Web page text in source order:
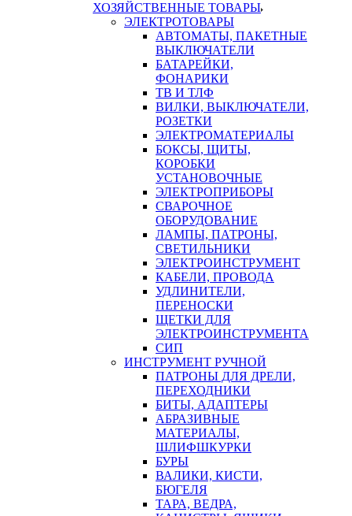
ХОЗЯЙСТВЕННЫЕ ТОВАРЫ
ЭЛЕКТРОТОВАРЫ
АВТОМАТЫ, ПАКЕТНЫЕ
ВЫКЛЮЧАТЕЛИ
БАТАРЕЙКИ,
ФОНАРИКИ
ТВ И ТЛФ
ВИЛКИ, ВЫКЛЮЧАТЕЛИ,
РОЗЕТКИ
ЭЛЕКТРОМАТЕРИАЛЫ
БОКСЫ, ЩИТЫ,
КОРОБКИ
УСТАНОВОЧНЫЕ
ЭЛЕКТРОПРИБОРЫ
СВАРОЧНОЕ
ОБОРУДОВАНИЕ
ЛАМПЫ, ПАТРОНЫ,
СВЕТИЛЬНИКИ
ЭЛЕКТРОИНСТРУМЕНТ
КАБЕЛИ, ПРОВОДА
УДЛИНИТЕЛИ,
ПЕРЕНОСКИ
ЩЕТКИ ДЛЯ
ЭЛЕКТРОИНСТРУМЕНТА
СИП
ИНСТРУМЕНТ РУЧНОЙ
ПАТРОНЫ ДЛЯ ДРЕЛИ,
ПЕРЕХОДНИКИ
БИТЫ, АДАПТЕРЫ
АБРАЗИВНЫЕ
МАТЕРИАЛЫ,
ШЛИФШКУРКИ
БУРЫ
ВАЛИКИ, КИСТИ,
БЮГЕЛЯ
ТАРА, ВЕДРА,